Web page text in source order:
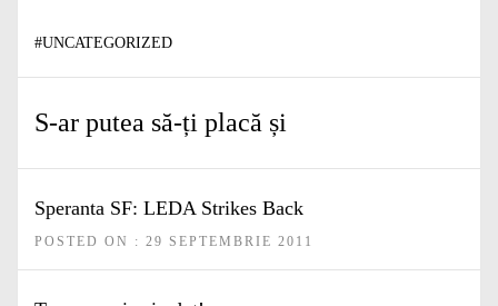
#UNCATEGORIZED
S-ar putea să-ți placă și
Speranta SF: LEDA Strikes Back
POSTED ON : 29 SEPTEMBRIE 2011